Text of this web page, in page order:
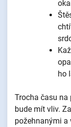
ho
Trocha času na
bude mít vliv.
požehnanými a